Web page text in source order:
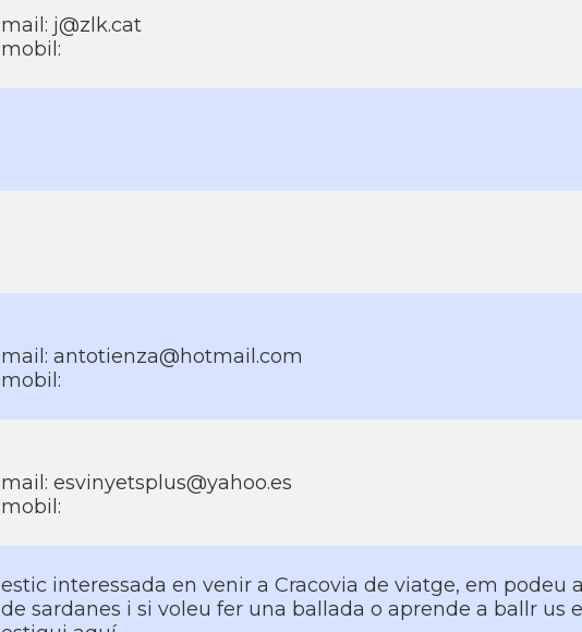
mail: j@zlk.cat
mobil:
mail: antotienza@hotmail.com
mobil:
mail: esvinyetsplus@yahoo.es
mobil:
estic interessada en venir a Cracovia de viatge, em podeu
de sardanes i si voleu fer una ballada o aprende a ballr us